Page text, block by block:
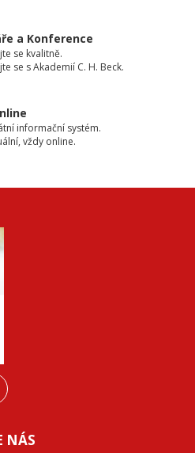
a Konference
se kvalitně.
se s Akademií C. H. Beck.
informační systém.
vždy online.
NÁS